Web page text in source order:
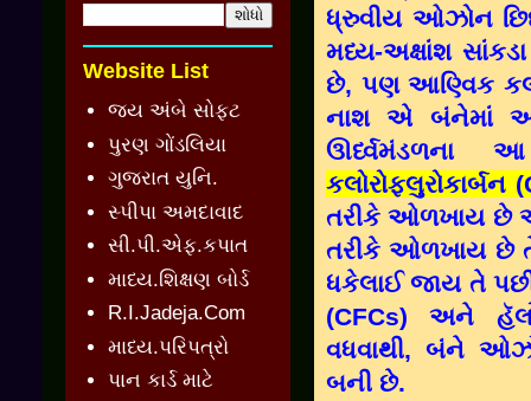
ધ્રુવીય ઓઝોન
મધ્ય-અક્ષાંશ
છે, પણ આણ્વિક
નાશ એ બંનેમાં
કલોરોફલુરોકાર્બન
તરીકે ઓળખાય છે
તરીકે ઓળખાય છે
ધકેલાઈ જાય તે
(CFCs) અને
વધવાથી, બંને
બની છે.
Website List
જય અંબે સોફ્ટ
પુરણ ગોંડલિયા
ગુજરાત યુનિ.
સ્પીપા અમદાવાદ
સી.પી.એફ.કપાત
માધ્ય.શિક્ષણ બોર્ડ
R.I.Jadeja.Com
માધ્ય.પરિપત્રો
પાન કાર્ડ માટે